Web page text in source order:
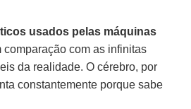
usados pelas máquinas
comparação com as infinitas
da realidade. O cérebro, por
constantemente porque sabe